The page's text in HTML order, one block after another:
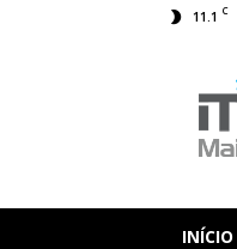
11.1 C
INÍCIO